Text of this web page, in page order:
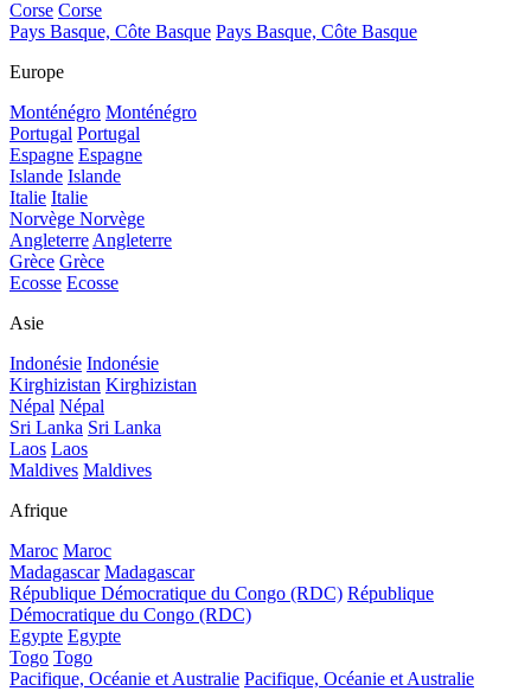
Corse Corse
Pays Basque, Côte Basque Pays Basque, Côte Basque
Europe
Monténégro Monténégro
Portugal Portugal
Espagne Espagne
Islande Islande
Italie Italie
Norvège Norvège
AngleterreAngleterre
Grèce Grèce
Ecosse Ecosse
Asie
Indonésie Indonésie
Kirghizistan Kirghizistan
Népal Népal
Sri Lanka Sri Lanka
Laos Laos
Maldives Maldives
Afrique
Maroc Maroc
Madagascar Madagascar
République Démocratique du Congo (RDC) République
Démocratique du Congo (RDC)
Egypte Egypte
Togo Togo
Pacifique, Océanie et Australie Pacifique, Océanie et Australie